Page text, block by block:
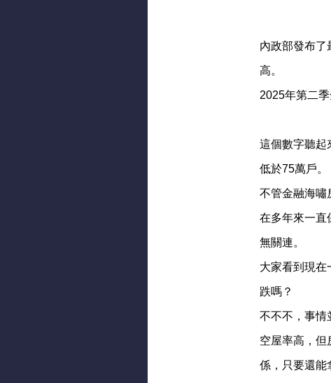
內政部發布了
高。
2025年第二
這個數字聽起
低於75萬戶。
不管金融海嘯
在多年來一直
無關連。
大家看到現在
跌嗎？
不不不，事情
空屋率高，但
係，只要還能